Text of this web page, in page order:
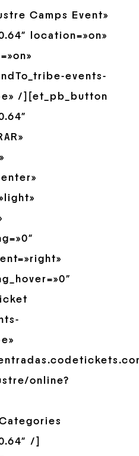
Camps Event»
location=»on»
events-
/][et_pb_button
online?
/]